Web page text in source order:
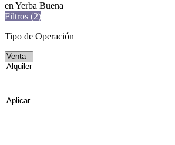
en Yerba Buena
Filtros (2)
Tipo de Operación